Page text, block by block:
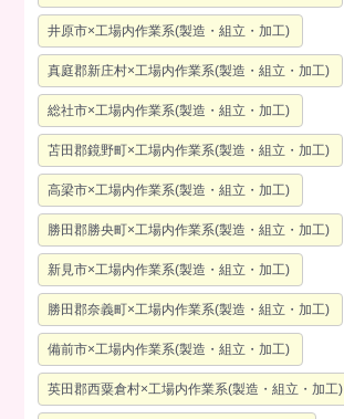
井原市×工場内作業系(製造・組立・加工)
真庭郡新庄村×工場内作業系(製造・組立・加工)
総社市×工場内作業系(製造・組立・加工)
苫田郡鏡野町×工場内作業系(製造・組立・加工)
高梁市×工場内作業系(製造・組立・加工)
勝田郡勝央町×工場内作業系(製造・組立・加工)
新見市×工場内作業系(製造・組立・加工)
勝田郡奈義町×工場内作業系(製造・組立・加工)
備前市×工場内作業系(製造・組立・加工)
英田郡西粟倉村×工場内作業系(製造・組立・加工)